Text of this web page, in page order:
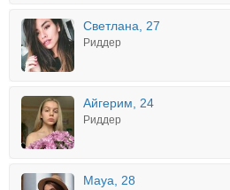
Светлана, 27
Риддер
Айгерим, 24
Риддер
Maya, 28